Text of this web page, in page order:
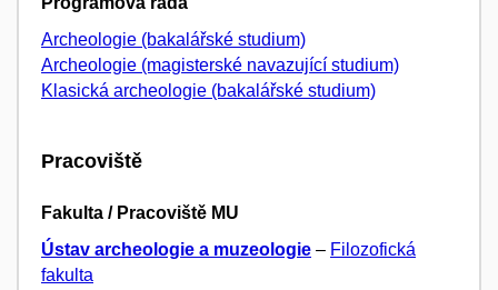
Archeologie (bakalářské studium)
Archeologie (magisterské navazující studium)
Klasická archeologie (bakalářské studium)
Pracoviště
Fakulta / Pracoviště MU
Ústav archeologie a muzeologie – Filozofická
fakulta